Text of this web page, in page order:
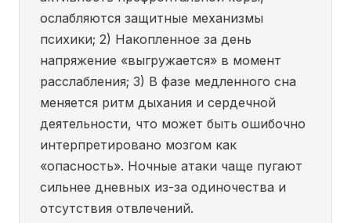
ослабляются защитные механизмы
психики; 2) Накопленное за день
напряжение «выгружается» в момент
расслабления; 3) В фазе медленного сна
меняется ритм дыхания и сердечной
деятельности, что может быть ошибочно
интерпретировано мозгом как
«опасность». Ночные атаки чаще пугают
сильнее дневных из-за одиночества и
отсутствия отвлечений.